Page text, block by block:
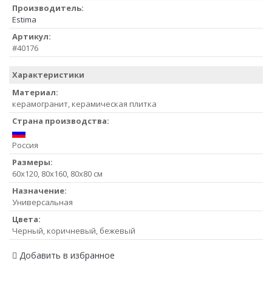
Производитель:
Estima
Артикул:
#40176
Характеристики
Материал:
керамогранит, керамическая плитка
Страна производства:
Россия
Размеры:
60x120, 80x160, 80x80 см
Назначение:
Универсальная
Цвета:
Черный, коричневый, бежевый
Добавить в избранное